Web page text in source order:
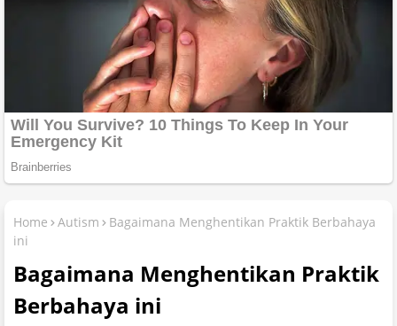
Home Autism
Bagaimana Menghentikan Praktik Berbahaya
ini
Bagaimana Menghentikan Praktik
Berbahaya ini